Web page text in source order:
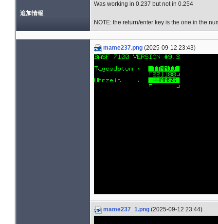
追加情報
Was working in 0.237 but not in 0.254
NOTE: the return/enter key is the one in the
mame237.png (2025-09-12 23:43)
mame237_1.png (2025-09-12 23:44)